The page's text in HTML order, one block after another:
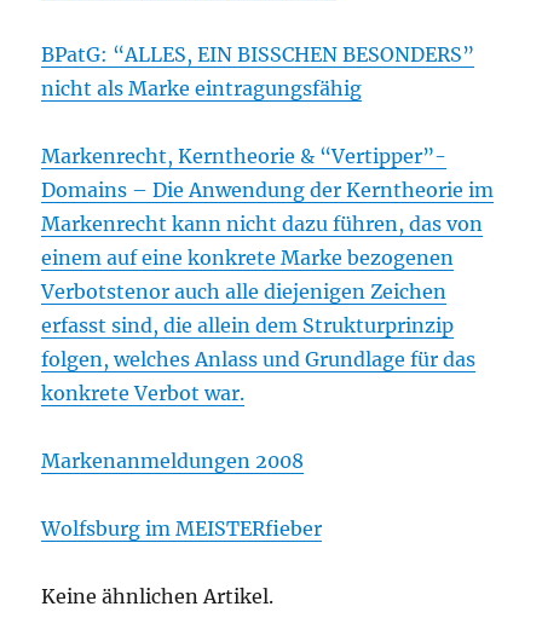
BPatG: “ALLES, EIN BISSCHEN BESONDERS”
nicht als Marke eintragungsfähig
Markenrecht, Kerntheorie & “Vertipper”-
Domains – Die Anwendung der Kerntheorie im
Markenrecht kann nicht dazu führen, das von
einem auf eine konkrete Marke bezogenen
Verbotstenor auch alle diejenigen Zeichen
erfasst sind, die allein dem Strukturprinzip
folgen, welches Anlass und Grundlage für das
konkrete Verbot war.
Markenanmeldungen 2008
Wolfsburg im MEISTERfieber
Keine ähnlichen Artikel.